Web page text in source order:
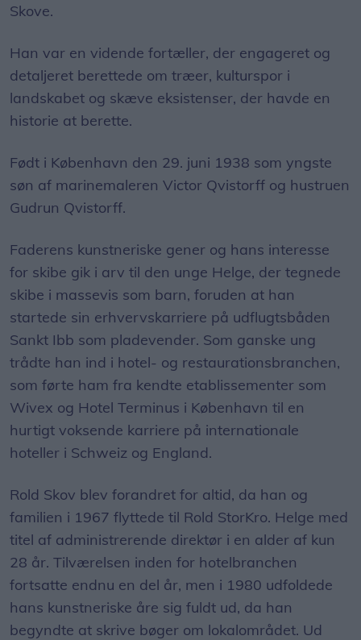
Skove.
Han var en vidende fortæller, der engageret og
detaljeret berettede om træer, kulturspor i
landskabet og skæve eksistenser, der havde en
historie at berette.
Født i København den 29. juni 1938 som yngste
søn af marinemaleren Victor Qvistorff og hustruen
Gudrun Qvistorff.
Faderens kunstneriske gener og hans interesse
for skibe gik i arv til den unge Helge, der tegnede
skibe i massevis som barn, foruden at han
startede sin erhvervskarriere på udflugtsbåden
Sankt Ibb som pladevender. Som ganske ung
trådte han ind i hotel- og restaurationsbranchen,
som førte ham fra kendte etablissementer som
Wivex og Hotel Terminus i København til en
hurtigt voksende karriere på internationale
hoteller i Schweiz og England.
Rold Skov blev forandret for altid, da han og
familien i 1967 flyttede til Rold StorKro. Helge med
titel af administrerende direktør i en alder af kun
28 år. Tilværelsen inden for hotelbranchen
fortsatte endnu en del år, men i 1980 udfoldede
hans kunstneriske åre sig fuldt ud, da han
begyndte at skrive bøger om lokalområdet. Ud